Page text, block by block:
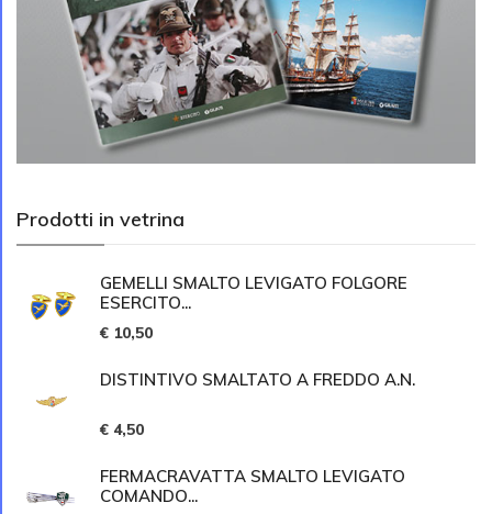
Prodotti in vetrina
GEMELLI SMALTO LEVIGATO FOLGORE
ESERCITO...
€ 10,50
DISTINTIVO SMALTATO A FREDDO A.N.
€ 4,50
FERMACRAVATTA SMALTO LEVIGATO
COMANDO...